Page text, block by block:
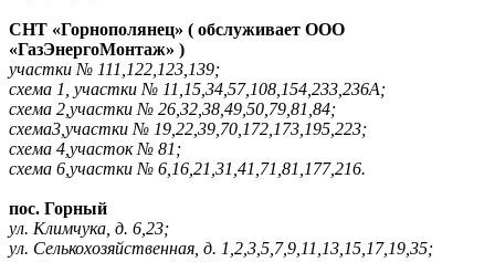
СНТ «Горнополянец» ( обслуживает ООО
«ГазЭнергоМонтаж» )
участки № 111,122,123,139;
схема 1, участки № 11,15,34,57,108,154,233,236А;
схема 2,участки № 26,32,38,49,50,79,81,84;
схема3,участки № 19,22,39,70,172,173,195,223;
схема 4,участок № 81;
схема 6,участки № 6,16,21,31,41,71,81,177,216.
пос. Горный
ул. Климчука, д. 6,23;
ул. Селькохозяйственная, д. 1,2,3,5,7,9,11,13,15,17,19,35;